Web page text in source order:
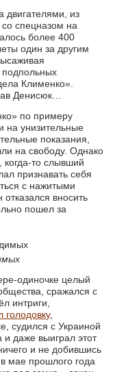
двигателями, из
со спецназом на
более 400
один за другим
Клименко».
Денисюк…
по примеру
на унизительные
показания,
на свободу. Однако
то слывший
признавать себя
с нажитыми
вносить
пошел за
одиночке целый
сражался с
интриги,
голодовку,
судился с Украиной
и даже выиграл этот
и не добившись
мае прошлого года